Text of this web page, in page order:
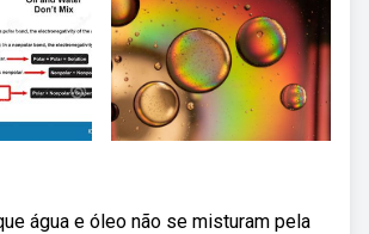
água e óleo não se misturam pela